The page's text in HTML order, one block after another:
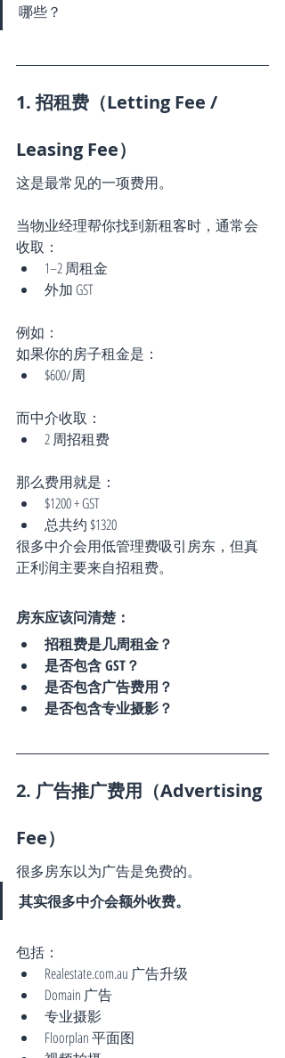
哪些？
1. 招租费（Letting Fee /
Leasing Fee）
这是最常见的一项费用。
当物业经理帮你找到新租客时，通常会
收取：
1–2 周租金
外加 GST
例如：
如果你的房子租金是：
$600/周
而中介收取：
2 周招租费
那么费用就是：
$1200 + GST
总共约 $1320
很多中介会用低管理费吸引房东，但真
正利润主要来自招租费。
房东应该问清楚：
招租费是几周租金？
是否包含 GST？
是否包含广告费用？
是否包含专业摄影？
2. 广告推广费用（Advertising
Fee）
很多房东以为广告是免费的。
其实很多中介会额外收费。
包括：
Realestate.com.au 广告升级
Domain 广告
专业摄影
Floorplan 平面图